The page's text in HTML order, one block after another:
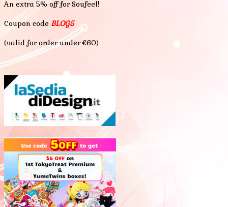
An extra 5% off for Soufeel!
Coupon code BLOG5
(valid for order under €60)